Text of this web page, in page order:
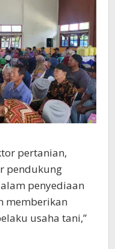
kebersamaan
mengatasi
terutama menjaga